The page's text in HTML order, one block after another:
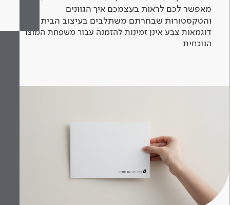
מאפשר לכם לראות בעצמכם איך הגוונים
והטקסטורות שבחרתם משתלבים בעיצוב הבית.
דוגמאות צבע אינן זמינות להזמנה עבור משפחת המוצר
הנוכחית